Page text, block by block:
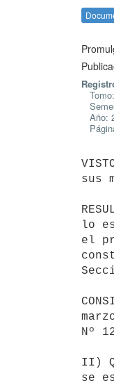
Año:
sus
lo
el
Nº
II)
se